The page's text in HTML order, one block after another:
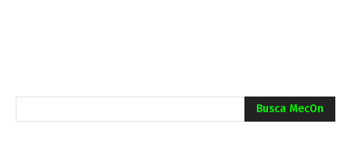
Busca MecOn